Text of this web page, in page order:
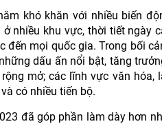
khó khăn với nhiều biến
nhiều khu vực, thời tiết ngày
đến mọi quốc gia. Trong bối
dấu ấn nổi bật, tăng
mở; các lĩnh vực văn
có nhiều tiến bộ.
đã góp phần làm dày hơn